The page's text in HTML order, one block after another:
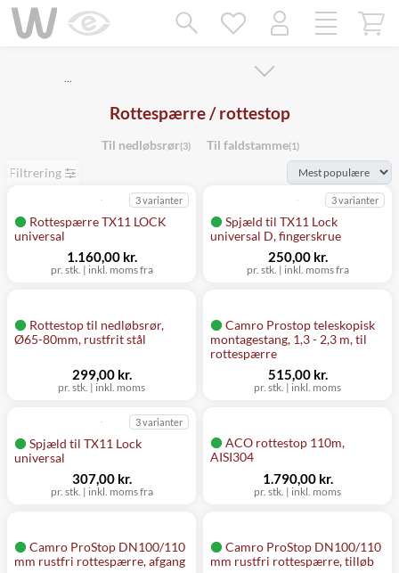
…
Rottespærre / rottestop
Til nedløbsrør(3) Til faldstamme(1)
Filtrering
Rottespærre TX11 LOCK
universal
3 varianter
pr. stk. | inkl. moms fra
1.160,00 kr.
Spjæld til TX11 Lock
universal D, fingerskrue
3 varianter
pr. stk. | inkl. moms fra
250,00 kr.
Rottestop til nedløbsrør,
Ø65-80mm, rustfrit stål
pr. stk. | inkl. moms
299,00 kr.
Camro Prostop teleskopisk
montagestang, 1,3 - 2,3 m, til
rottespærre
pr. stk. | inkl. moms
515,00 kr.
Spjæld til TX11 Lock
universal
3 varianter
pr. stk. | inkl. moms fra
307,00 kr.
ACO rottestop 110m,
AISI304
pr. stk. | inkl. moms
1.790,00 kr.
Camro ProStop DN100/110
mm rustfri rottespærre, afgang
Camro ProStop DN100/110
mm rustfri rottespærre, tilløb
Mangler chatten?
Ret samtykke!